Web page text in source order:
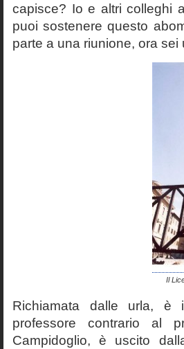
capisce? Io e altri colleghi
puoi sostenere questo
parte a una riunione, ora sei
Il
Richiamata dalle urla, è
professore contrario al
Campidoglio, è uscito